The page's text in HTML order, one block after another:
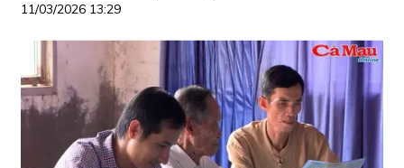
11/03/2026 13:29